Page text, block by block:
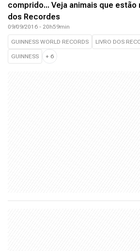
comprido... Veja animais que estão
dos Recordes
09/09/2016 - 20h59min
GUINNESS WORLD RECORDS LIVRO DOS
GUINNESS + 6